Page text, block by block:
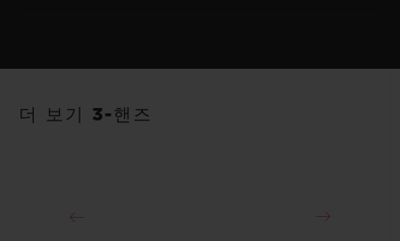
40시간
스트랩
더 보기 3-핸즈